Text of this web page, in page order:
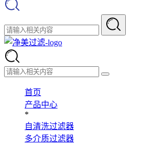
首页
产品中心
*
自清洗过滤器
多介质过滤器